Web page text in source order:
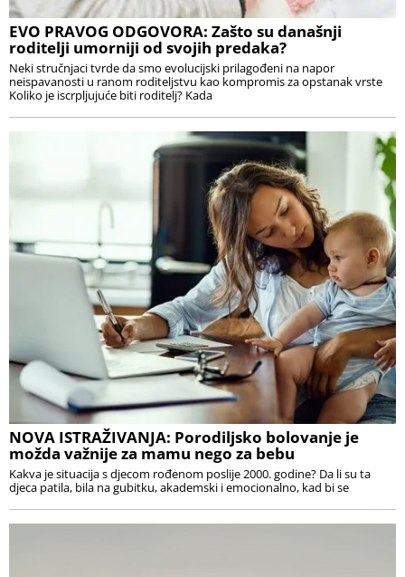
EVO PRAVOG ODGOVORA: Zašto su današnji
roditelji umorniji od svojih predaka?
Neki stručnjaci tvrde da smo evolucijski prilagođeni na napor
neispavanosti u ranom roditeljstvu kao kompromis za opstanak vrste
Koliko je iscrpljujuće biti roditelj? Kada
NOVA ISTRAŽIVANJA: Porodiljsko bolovanje je
možda važnije za mamu nego za bebu
Kakva je situacija s djecom rođenom poslije 2000. godine? Da li su ta
djeca patila, bila na gubitku, akademski i emocionalno, kad bi se